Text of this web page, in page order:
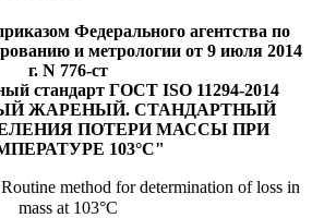
Федерального агентства по
и метрологии от 9 июля 2014
г. N 776-ст
стандарт ГОСТ ISO 11294-2014
ЖАРЕНЫЙ. СТАНДАРТНЫЙ
ПОТЕРИ МАССЫ ПРИ
103°С"
method for determination of loss in
mass at 103°C